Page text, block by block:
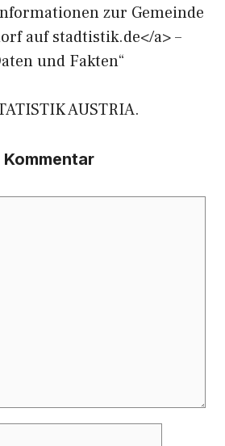
zur Gemeinde
auf stadtistik.de</a> –
und Fakten“
AUSTRIA.